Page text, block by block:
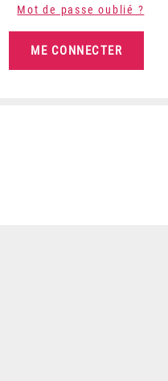
Mot de passe oublié ?